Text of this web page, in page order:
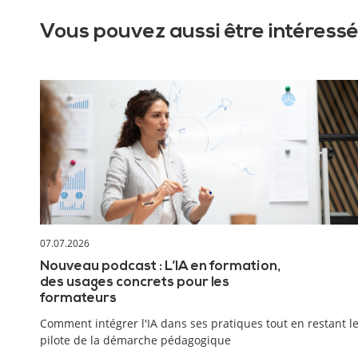
Vous pouvez aussi être
07.07.2026
Nouveau podcast : L’IA en formation,
des usages concrets pour les
formateurs
Comment intégrer l'IA dans ses pratiques tout en restant le
pilote de la démarche pédagogique